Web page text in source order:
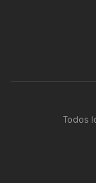
Todos